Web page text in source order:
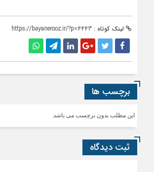
لینک کوتاه : https://bayanerooz.ir/?p=4443
برچسب ها
این مطلب بدون برچسب می باشد.
ثبت دیدگاه